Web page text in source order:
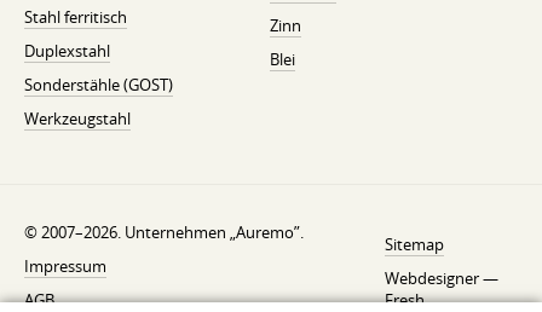
Stahl ferritisch
Duplexstahl
Sonderstähle (GOST)
Werkzeugstahl
Zinn
Blei
© 2007–2026. Unternehmen „Auremo”.
Impressum
AGB
Sitemap
Webdesigner —
Fresh